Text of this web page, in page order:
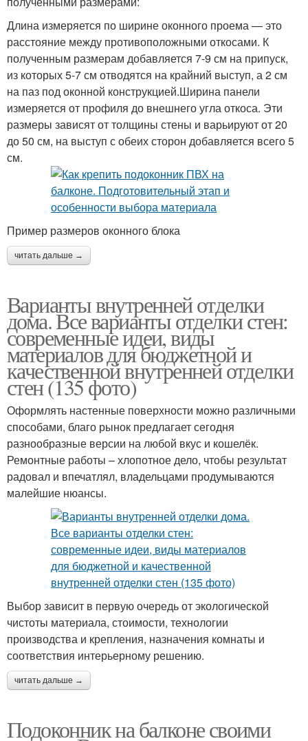
Длина измеряется по ширине оконного проема — это
расстояние между противоположными откосами. К
полученным размерам добавляется 7-9 см на припуск,
из которых 5-7 см отводятся на крайний выступ, а 2 см
на паз под оконной конструкцией.Ширина панели
измеряется от профиля до внешнего угла откоса. Эти
размеры зависят от толщины стены и варьируют от 20
до 50 см, на выступ с обеих сторон добавляется всего 5
см.
Пример размеров оконного блока
читать дальше →
Варианты внутренней отделки
дома. Все варианты отделки стен:
современные идеи, виды
материалов для бюджетной и
качественной внутренней отделки
стен (135 фото)
Оформлять настенные поверхности можно различными
способами, благо рынок предлагает сегодня
разнообразные версии на любой вкус и кошелёк.
Ремонтные работы – хлопотное дело, чтобы результат
радовал и впечатлял, владельцами продумываются
малейшие нюансы.
Выбор зависит в первую очередь от экологической
чистоты материала, стоимости, технологии
производства и крепления, назначения комнаты и
соответствия интерьерному решению.
читать дальше →
Подоконник на балконе своими